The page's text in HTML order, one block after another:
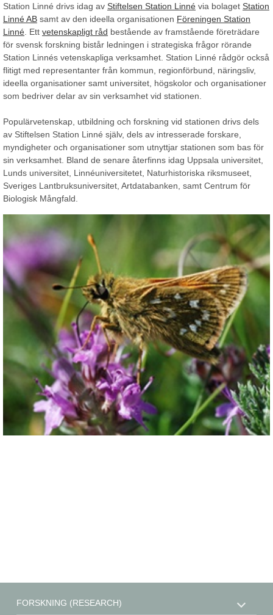
Station Linné drivs idag av Stiftelsen Station Linné via bolaget Station
Linné AB samt av den ideella organisationen Föreningen Station
Linné . Ett vetenskapligt råd bestående av framstående företrädare
för svensk forskning bistår ledningen i strategiska frågor rörande
Station Linnés vetenskapliga verksamhet. Station Linné rådgör också
flitigt med representanter från kommun, regionförbund, näringsliv,
ideella organisationer samt universitet, högskolor och organisationer
som bedriver delar av sin verksamhet vid stationen.
Populärvetenskap, utbildning och forskning vid stationen drivs dels
av Stiftelsen Station Linné själv, dels av intresserade forskare,
myndigheter och organisationer som utnyttjar stationen som bas för
sin verksamhet. Bland de senare återfinns idag Uppsala universitet,
Lunds universitet, Linnéuniversitetet, Naturhistoriska riksmuseet,
Sveriges Lantbruksuniversitet, Artdatabanken, samt Centrum för
Biologisk Mångfald.
FORSKNING (RESEARCH)